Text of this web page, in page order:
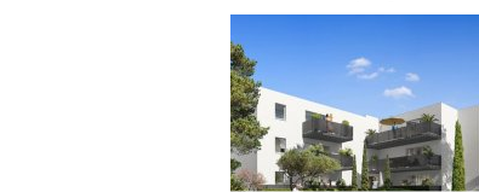
À PARTIR DE 134 450,00